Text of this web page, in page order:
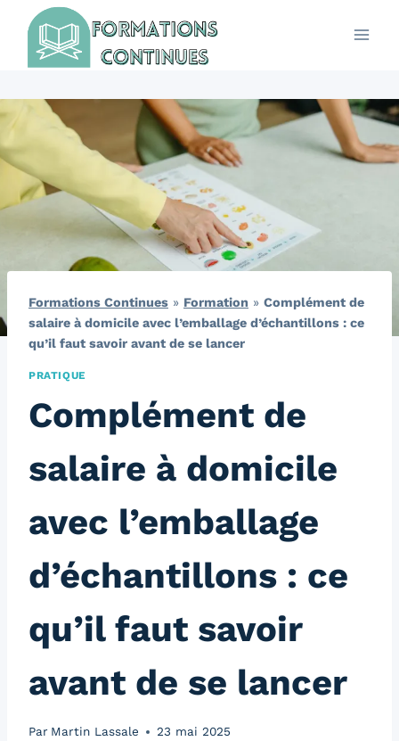
contenu
Formations Continues » Formation » Complément de
salaire à domicile avec l’emballage d’échantillons : ce
qu’il faut savoir avant de se lancer
PRATIQUE
Complément de
salaire à domicile
avec l’emballage
d’échantillons : ce
qu’il faut savoir
avant de se lancer
Par Martin Lassale 23 mai 2025